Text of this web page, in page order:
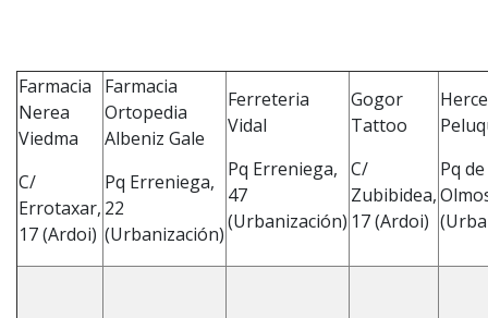
Farmacia
Nerea
Viedma
C/
Errotaxar,
17 (Ardoi)
Farmacia
Ortopedia
Albeniz Gale
Pq Erreniega,
22
(Urbanización)
Ferreteria
Vidal
Pq Erreniega,
47
(Urbanización)
Gogor
Tattoo
C/
Zubibidea,
17 (Ardoi)
Herce
Pq